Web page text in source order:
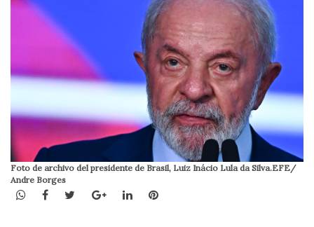
Foto de archivo del presidente de Brasil, Luiz Inácio Lula da Silva.EFE/
Andre Borges
WhatsApp
Facebook
TwitterGoogle+LinkedInPinterest